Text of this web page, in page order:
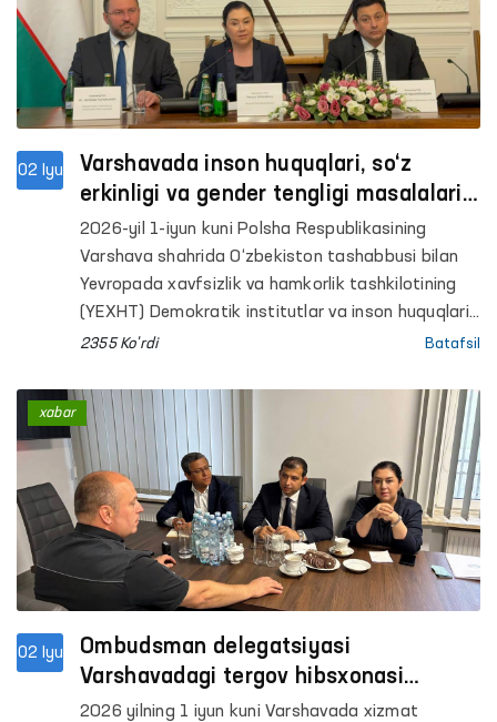
02 Iyu
Varshavada inson huquqlari, so‘z
erkinligi va gender tengligi masalalari
bo‘yicha xalqaro davra suhbati
o‘tkazildi
2026-yil 1-iyun kuni Polsha Respublikasining
Varshava shahrida O‘zbekiston tashabbusi bilan
Yevropada xavfsizlik va hamkorlik tashkilotining
(YEXHT) Demokratik institutlar va inson huquqlari
bo‘yicha byurosi (DIIHB) hamkorligida Varshava
gender tengligi: milliy islohotlar, xalqaro
standartlar va o‘zaro hamkorlik” mavzusida
xalqaro davra suhbati o‘tkazildi.
2355 Ko'rdi Batafsil
02 Iyu
Ombudsman delegatsiyasi
Varshavadagi tergov hibsxonasi
faoliyati bilan tanishdi
2026 yilning 1 iyun kuni Varshavada xizmat
xabar